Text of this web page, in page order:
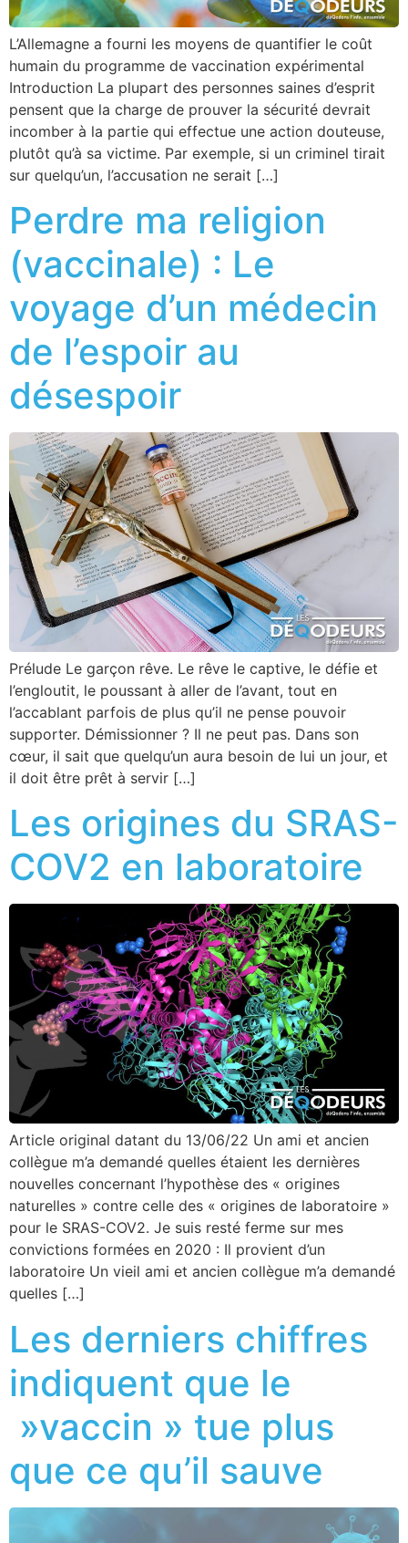
L’Allemagne a fourni les moyens de quantifier le coût
humain du programme de vaccination expérimental
Introduction La plupart des personnes saines d’esprit
pensent que la charge de prouver la sécurité devrait
incomber à la partie qui effectue une action douteuse,
plutôt qu’à sa victime. Par exemple, si un criminel tirait
sur quelqu’un, l’accusation ne serait […]
Perdre ma religion
(vaccinale) : Le
voyage d’un médecin
de l’espoir au
désespoir
Prélude Le garçon rêve. Le rêve le captive, le défie et
l’engloutit, le poussant à aller de l’avant, tout en
l’accablant parfois de plus qu’il ne pense pouvoir
supporter. Démissionner ? Il ne peut pas. Dans son
cœur, il sait que quelqu’un aura besoin de lui un jour, et
il doit être prêt à servir […]
Les origines du SRAS-
COV2 en laboratoire
Article original datant du 13/06/22 Un ami et ancien
collègue m’a demandé quelles étaient les dernières
nouvelles concernant l’hypothèse des « origines
naturelles » contre celle des « origines de laboratoire »
pour le SRAS-COV2. Je suis resté ferme sur mes
convictions formées en 2020 : Il provient d’un
laboratoire Un vieil ami et ancien collègue m’a demandé
quelles […]
Les derniers chiffres
indiquent que le
»vaccin » tue plus
que ce qu’il sauve